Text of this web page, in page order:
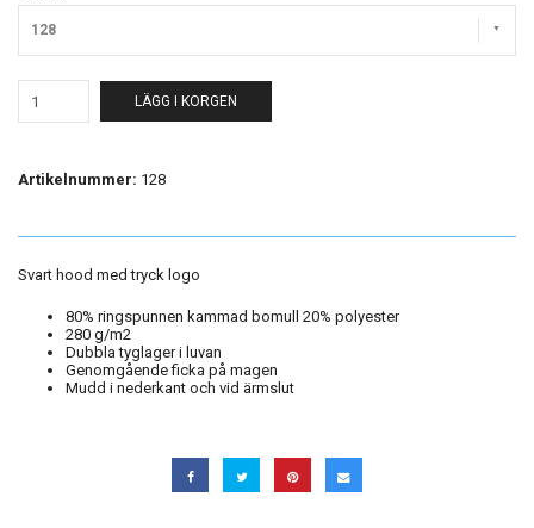
128
LÄGG I KORGEN
Artikelnummer: 128
Svart hood med tryck logo
80% ringspunnen kammad bomull 20% polyester
280 g/m2
Dubbla tyglager i luvan
Genomgående ficka på magen
Mudd i nederkant och vid ärmslut